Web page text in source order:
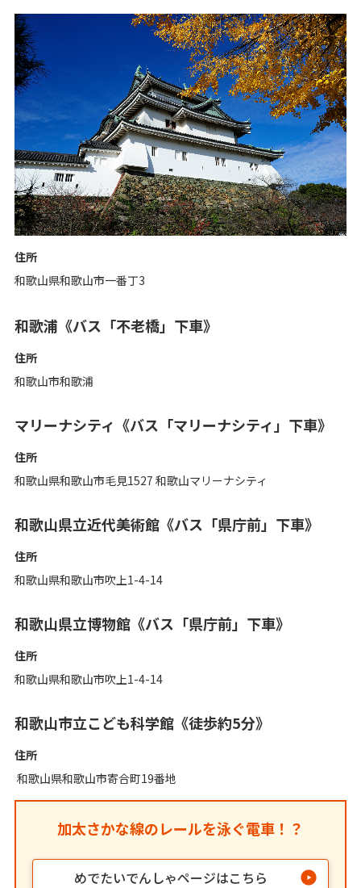
住所
和歌山県和歌山市一番丁3
和歌浦《バス「不老橋」下車》
住所
和歌山市和歌浦‎
マリーナシティ《バス「マリーナシティ」下車》
住所
和歌山県和歌山市毛見1527 和歌山マリーナシティ
和歌山県立近代美術館《バス「県庁前」下車》
住所
和歌山県和歌山市吹上1-4-14
和歌山県立博物館《バス「県庁前」下車》
住所
和歌山県和歌山市吹上1-4-14‎
和歌山市立こども科学館《徒歩約5分》
住所
和歌山県和歌山市寄合町19番地
加太さかな線のレールを泳ぐ電車！？
めでたいでんしゃページはこちら